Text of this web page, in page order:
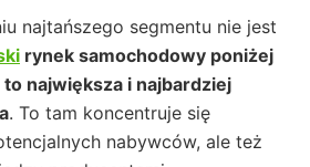
najtańszego segmentu nie jest
rynek samochodowy poniżej
największa i najbardziej
. To tam koncentruje się
nabywców, ale też